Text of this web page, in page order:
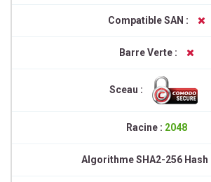
Compatible SAN :
Barre Verte :
Sceau :
Racine : 2048
Algorithme SHA2-256 Hash